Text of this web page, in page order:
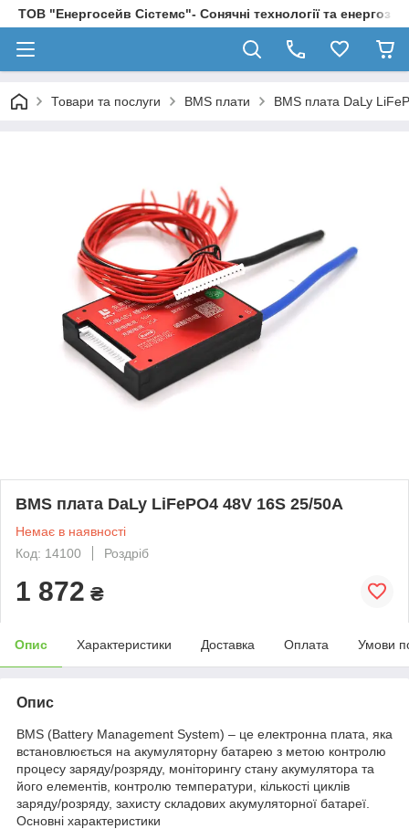
ТОВ "Енергосейв Сістемс"- Сонячні технології та
Товари та послуги BMS плати BMS плата DaLy
BMS плата DaLy LiFePO4 48V 16S 25/50A
Немає в наявності
Код: 14100
Роздріб
1 872 ₴
Опис Характеристики Доставка Оплата Умови
Опис
BMS (Battery Management System) – це електронна плата, яка
встановлюється на акумуляторну батарею з метою контролю
процесу заряду/розряду, моніторингу стану акумулятора та
його елементів, контролю температури, кількості циклів
заряду/розряду, захисту складових акумуляторної батареї.
Основні характеристики